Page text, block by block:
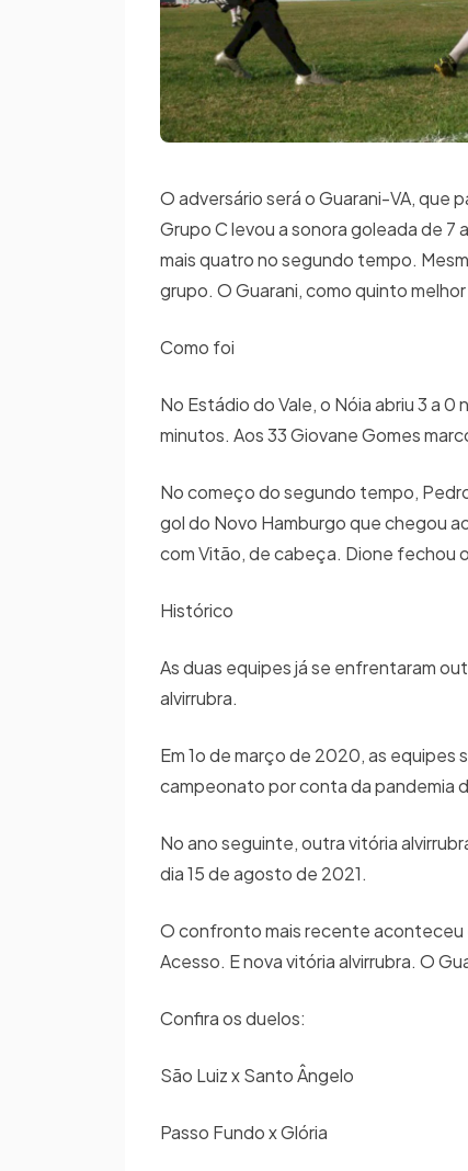
O adversário será o Guarani-VA, que
Grupo C levou a sonora goleada de
mais quatro no segundo tempo.
grupo. O Guarani, como quinto
Como foi
No Estádio do Vale, o Nóia abriu 3 a 0
minutos. Aos 33 Giovane Gomes
No começo do segundo tempo,
gol do Novo Hamburgo que chegou
com Vitão, de cabeça. Dione fechou
Histórico
As duas equipes já se enfrentaram
alvirrubra.
Em 1o de março de 2020, as
campeonato por conta da pandemia
No ano seguinte, outra vitória
dia 15 de agosto de 2021.
O confronto mais recente aconteceu
Acesso. E nova vitória alvirrubra. O
Confira os duelos:
São Luiz x Santo Ângelo
Passo Fundo x Glória